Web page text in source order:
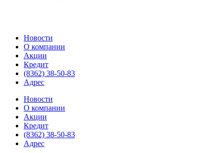
Новости
О компании
Акции
Кредит
(8362) 38-50-83
Адрес
Новости
О компании
Акции
Кредит
(8362) 38-50-83
Адрес